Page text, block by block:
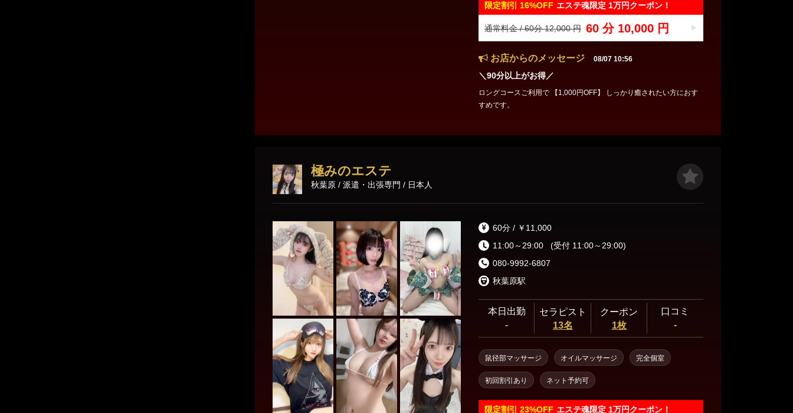
限定割引 16%OFF エステ魂限定 1万円クーポン！
通常料金 / 60分 12,000 円 60 分 10,000 円
お店からのメッセージ 08/07 10:56
＼90分以上がお得／
ロングコースご利用で 【1,000円OFF】 しっかり癒されたい方におす
すめです。
極みのエステ
秋葉原 / 派遣・出張専門 / 日本人
60分 / ￥11,000
11:00～29:00
(受付 11:00～29:00)
080-9992-6807
秋葉原駅
本日出勤
-
セラピスト
13名
クーポン
1枚
口コミ
-
鼠径部マッサージ オイルマッサージ 完全個室
初回割引あり ネット予約可
限定割引 23%OFF エステ魂限定 1万円クーポン！